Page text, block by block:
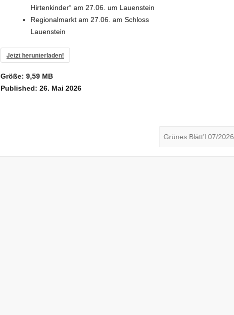
Hirtenkinder“ am 27.06. um Lauenstein
Regionalmarkt am 27.06. am Schloss
Lauenstein
Jetzt herunterladen!
Größe: 9,59 MB
Published: 26. Mai 2026
Grünes Blätt’l 07/2026